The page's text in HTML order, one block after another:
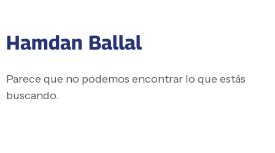
Hamdan Ballal
Parece que no podemos encontrar lo que estás
buscando.